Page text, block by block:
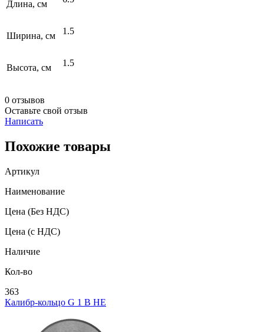
Длина, см
Ширина, см 1.5
Высота, см 1.5
0 отзывов
Оставьте свой отзыв
Написать
Похожие товары
Артикул
Наименование
Цена (Без НДС)
Цена (с НДС)
Наличие
Кол-во
363
Калибр-кольцо G 1 В НЕ